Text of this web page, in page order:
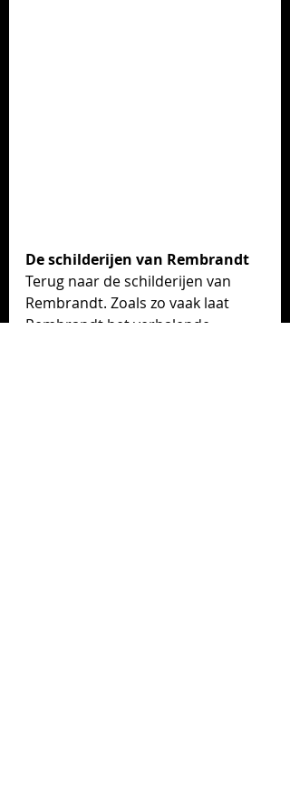
De schilderijen van Rembrandt
Terug naar de schilderijen van
Rembrandt. Zoals zo vaak laat
Rembrandt het verhalende